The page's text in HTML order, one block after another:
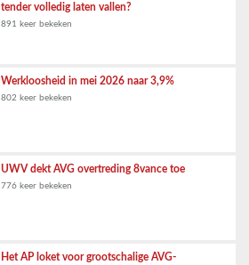
tender volledig laten vallen?
891 keer bekeken
Werkloosheid in mei 2026 naar 3,9%
802 keer bekeken
UWV dekt AVG overtreding 8vance toe
776 keer bekeken
Het AP loket voor grootschalige AVG-